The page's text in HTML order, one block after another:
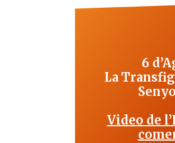
6
La
Video de